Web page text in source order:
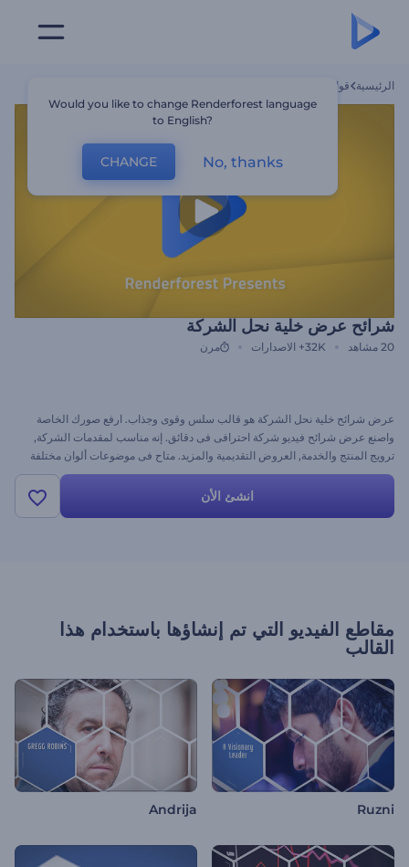
الرئيسية قوالب
شرائح عرض خلية نحل الشركة
20 مشاهد 32K+ الاصدارات مرن
عرض شرائح خلية نحل الشركة هو قالب سلس وقوى وجذاب. ارفع صورك الخاصة
واصنع عرض شرائح فيديو شركة احترافى فى دقائق. إنه مناسب لمقدمات الشركة,
ترويج المنتج والخدمة, العروض التقديمية والمزيد. متاح فى موضوعات ألوان مختلفة
انشئ الأن
مقاطع الفيديو التي تم إنشاؤها باستخدام هذا
القالب
Ruzni
Andrija
Would you like to change Renderforest language
to English?
CHANGE No, thanks